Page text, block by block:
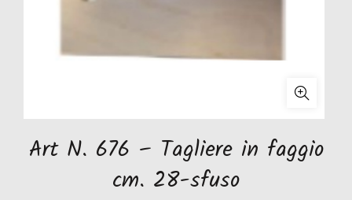
Art N. 676 – Tagliere in faggio
cm. 28-sfuso